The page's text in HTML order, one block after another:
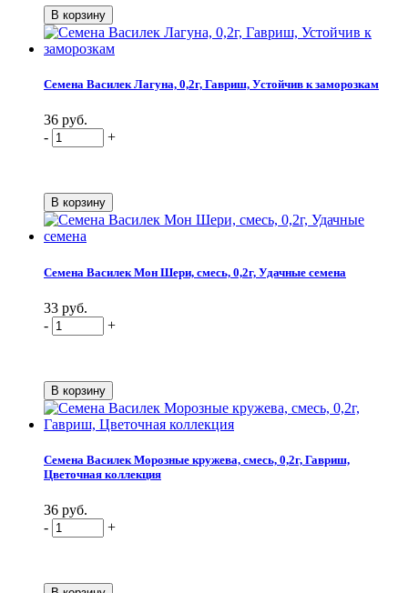
Семена Василек Лагуна, 0,2г, Гавриш, Устойчив к заморозкам
36 руб.
-
+
Семена Василек Мон Шери, смесь, 0,2г, Удачные семена
33 руб.
-
+
Семена Василек Морозные кружева, смесь, 0,2г, Гавриш,
Цветочная коллекция
36 руб.
-
+